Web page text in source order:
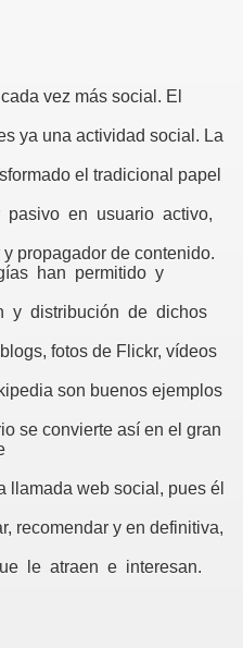
vez más social. El
ya una actividad social. La
el tradicional papel
en usuario activo,
propagador de contenido.
han permitido y
y distribución de dichos
fotos de Flickr, vídeos
son buenos ejemplos
se convierte así en el gran
llamada web social, pues él
recomendar y en definitiva,
le atraen e interesan.